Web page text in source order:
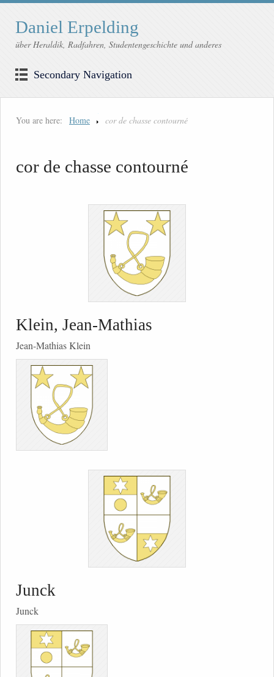
Daniel Erpelding
über Heraldik, Radfahren, Studentengeschichte und anderes
Secondary Navigation
You are here: Home cor de chasse contourné
cor de chasse contourné
Klein, Jean-Mathias
Jean-Mathias Klein
Junck
Junck